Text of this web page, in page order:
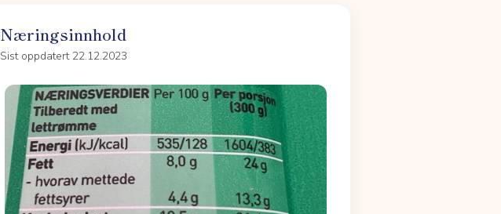
Næringsinnhold
Sist oppdatert 22.12.2023